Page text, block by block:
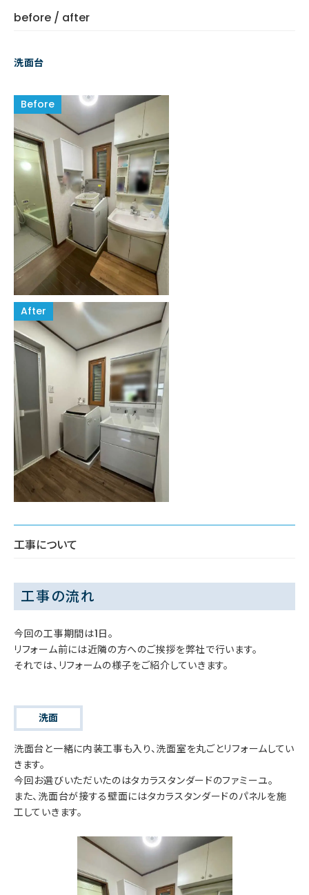
before / after
洗面台
工事について
工事の流れ
今回の工事期間は1日。
リフォーム前には近隣の方へのご挨拶を弊社で行います。
それでは、リフォームの様子をご紹介していきます。
洗面
洗面台と一緒に内装工事も入り、洗面室を丸ごとリフォームしてい
きます。
今回お選びいただいたのはタカラスタンダードのファミーユ。
また、洗面台が接する壁面にはタカラスタンダードのパネルを施
工していきます。